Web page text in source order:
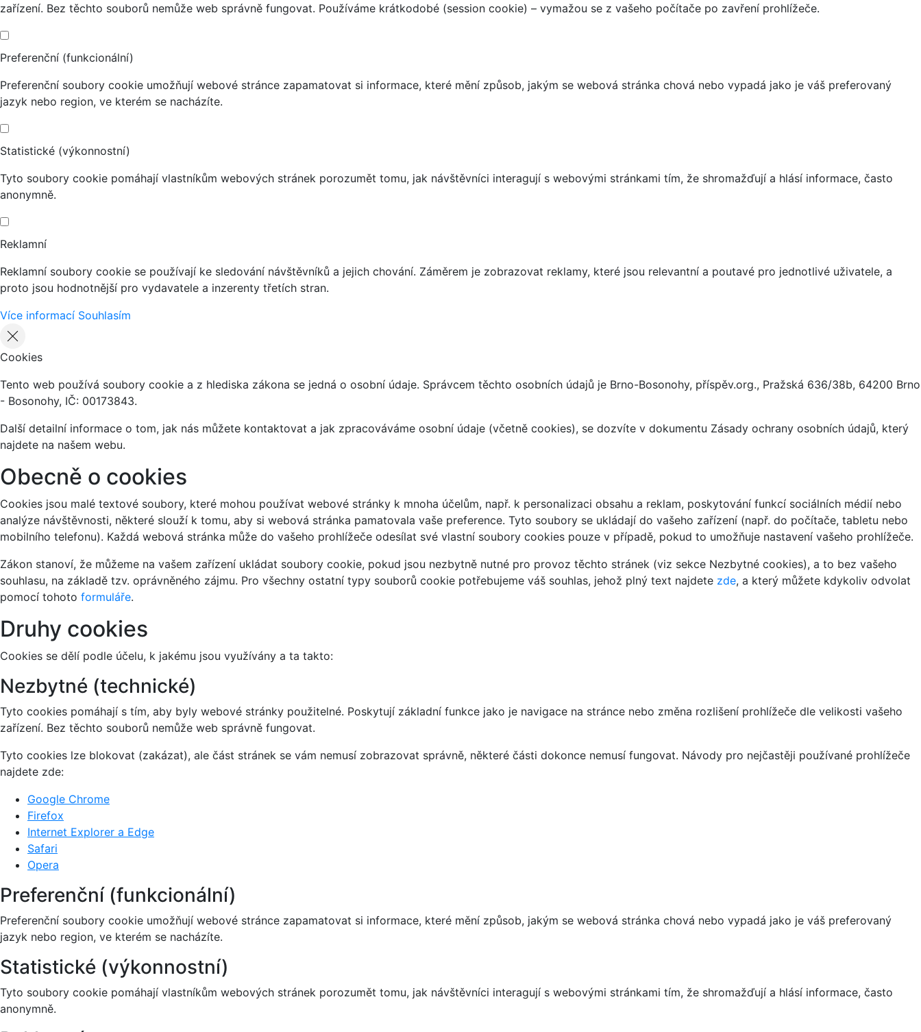
zařízení. Bez těchto souborů nemůže web správně fungovat. Používáme krátkodobé (session cookie) – vymažou se z vašeho počítače po zavření prohlížeče.
Preferenční (funkcionální)
Preferenční soubory cookie umožňují webové stránce zapamatovat si informace, které mění způsob, jakým se webová stránka chová nebo vypadá jako je váš preferovaný
jazyk nebo region, ve kterém se nacházíte.
Statistické (výkonnostní)
Tyto soubory cookie pomáhají vlastníkům webových stránek porozumět tomu, jak návštěvníci interagují s webovými stránkami tím, že shromažďují a hlásí informace, často
anonymně.
Reklamní
Reklamní soubory cookie se používají ke sledování návštěvníků a jejich chování. Záměrem je zobrazovat reklamy, které jsou relevantní a poutavé pro jednotlivé uživatele, a
proto jsou hodnotnější pro vydavatele a inzerenty třetích stran.
Více informací Souhlasím
Cookies
Tento web používá soubory cookie a z hlediska zákona se jedná o osobní údaje. Správcem těchto osobních údajů je Brno-Bosonohy, příspěv.org., Pražská 636/38b, 64200 Brno
- Bosonohy, IČ: 00173843.
Další detailní informace o tom, jak nás můžete kontaktovat a jak zpracováváme osobní údaje (včetně cookies), se dozvíte v dokumentu Zásady ochrany osobních údajů, který
najdete na našem webu.
Obecně o cookies
Cookies jsou malé textové soubory, které mohou používat webové stránky k mnoha účelům, např. k personalizaci obsahu a reklam, poskytování funkcí sociálních médií nebo
analýze návštěvnosti, některé slouží k tomu, aby si webová stránka pamatovala vaše preference. Tyto soubory se ukládají do vašeho zařízení (např. do počítače, tabletu nebo
mobilního telefonu). Každá webová stránka může do vašeho prohlížeče odesílat své vlastní soubory cookies pouze v případě, pokud to umožňuje nastavení vašeho prohlížeče.
Zákon stanoví, že můžeme na vašem zařízení ukládat soubory cookie, pokud jsou nezbytně nutné pro provoz těchto stránek (viz sekce Nezbytné cookies), a to bez vašeho
souhlasu, na základě tzv. oprávněného zájmu. Pro všechny ostatní typy souborů cookie potřebujeme váš souhlas, jehož plný text najdete zde, a který můžete kdykoliv odvolat
pomocí tohoto formuláře.
Druhy cookies
Cookies se dělí podle účelu, k jakému jsou využívány a ta takto:
Nezbytné (technické)
Tyto cookies pomáhají s tím, aby byly webové stránky použitelné. Poskytují základní funkce jako je navigace na stránce nebo změna rozlišení prohlížeče dle velikosti vašeho
zařízení. Bez těchto souborů nemůže web správně fungovat.
Tyto cookies lze blokovat (zakázat), ale část stránek se vám nemusí zobrazovat správně, některé části dokonce nemusí fungovat. Návody pro nejčastěji používané prohlížeče
najdete zde:
Google Chrome
Firefox
Internet Explorer a Edge
Safari
Opera
Preferenční (funkcionální)
Preferenční soubory cookie umožňují webové stránce zapamatovat si informace, které mění způsob, jakým se webová stránka chová nebo vypadá jako je váš preferovaný
jazyk nebo region, ve kterém se nacházíte.
Statistické (výkonnostní)
Tyto soubory cookie pomáhají vlastníkům webových stránek porozumět tomu, jak návštěvníci interagují s webovými stránkami tím, že shromažďují a hlásí informace, často
anonymně.